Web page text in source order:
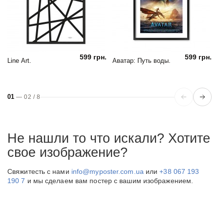
Line Art. 599 грн. Аватар: Путь воды. 599 грн.
01 —02 / 8
Не нашли то что искали? Хотите
свое изображение?
Свяжитесть с нами info@myposter.com.ua или+38 067 193
190 7 и мы сделаем вам постер с вашим изображением.